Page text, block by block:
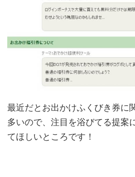
最近だとお出かけふくびき券に
多いので、注目を浴びてる提案
てほしいところです！